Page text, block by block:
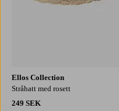
Ellos Collection
Stråhatt med rosett
249 SEK